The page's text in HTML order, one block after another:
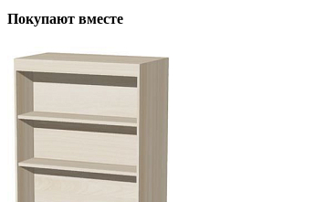
Покупают вместе